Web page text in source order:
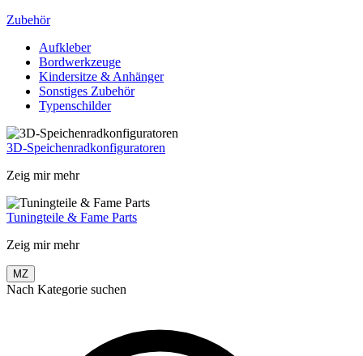
Zubehör
Aufkleber
Bordwerkzeuge
Kindersitze & Anhänger
Sonstiges Zubehör
Typenschilder
3D-Speichenradkonfiguratoren
Zeig mir mehr
Tuningteile & Fame Parts
Zeig mir mehr
MZ
Nach Kategorie suchen